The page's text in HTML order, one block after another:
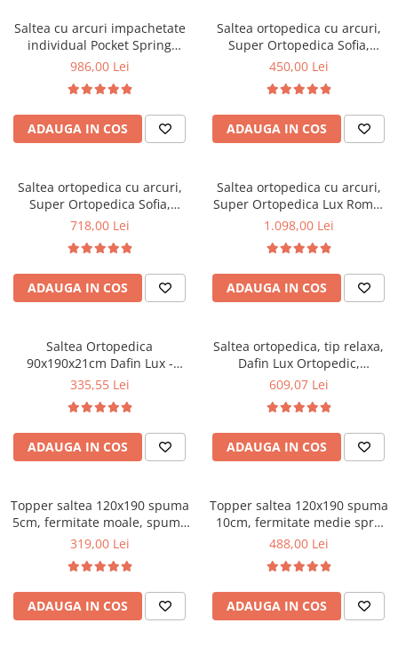
Top saltele 10 cm
Top saltele memory 5 cm
Top saltele MemoHR 6.5 cm
Saltele ieftine
Saltele cu plasa de arcuri
Saltele cu spuma
Mobilier bucatarie
Mese bucatarie
Scaune pentru bucatarie
Mobila bucatarie
Seturi mese si scaune bucatarie
Mobila hol
Suporturi si rafturi pantofi
Portmantouri
Pantofare
Seturi mobilier hol
Stender haine
Etajere
Cuiere
Mobilier gradinita
Scaune gradinita
Set mese si scaune gradinita
Mobila camera copii
Scaune birou pentru copii
Saltele patuturi copii
Masa si scaune gradinita
Saltea cu arcuri impachetate
individual Pocket Spring
Milano, 140x200x24cm, cu
sistem de aerisire perimetral,
Saltex
986,00 Lei
ADAUGA IN COS
Saltea ortopedica cu arcuri,
Super Ortopedica Sofia,
100x200x20cm, fermitate
fata vara-iarna, sistem
aerisire cu butoni, Saltex
450,00 Lei
ADAUGA IN COS
Saltea ortopedica cu arcuri,
Super Ortopedica Sofia,
160x200x20cm, fermitate
fata vara-iarna, sistem
aerisire cu butoni, Saltex
718,00 Lei
ADAUGA IN COS
Saltea ortopedica cu arcuri,
Super Ortopedica Lux Roma,
180x200x23cm, fermitate tare,
vara-iarna, sistem aerisire
perimetral, Saltex
1.098,00 Lei
ADAUGA IN COS
Saltea Ortopedica
90x190x21cm Dafin Lux -
Arcuri Bonell, Fermitate
335,55 Lei
ADAUGA IN COS
Saltea ortopedica, tip relaxa,
Dafin Lux Ortopedic,
140x200x21cm, fermitate
Bonell, fata vara-iarna, sistem
de aerisire cu butoni, Salt
Confort
609,07 Lei
ADAUGA IN COS
Topper saltea 120x190 spuma
5cm, fermitate moale, spuma
poliuretanica, husa fixa
319,00 Lei
ADAUGA IN COS
Topper saltea 120x190 spuma
10cm, fermitate medie spre
tare, spuma poliuretanica,
microfibra, Saltsib
488,00 Lei
ADAUGA IN COS